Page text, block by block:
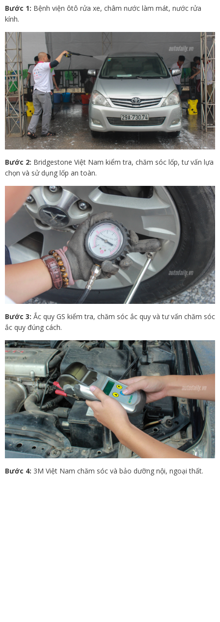
Bước 1: Bệnh viện ôtô rửa xe, châm nước làm mát, nước rửa
kính.
Bước 2: Bridgestone Việt Nam kiểm tra, chăm sóc lốp, tư vấn lựa
chọn và sử dụng lốp an toàn.
Bước 3: Ắc quy GS kiểm tra, chăm sóc ắc quy và tư vấn chăm sóc
ắc quy đúng cách.
Bước 4: 3M Việt Nam chăm sóc và bảo dưỡng nội, ngoại thất.